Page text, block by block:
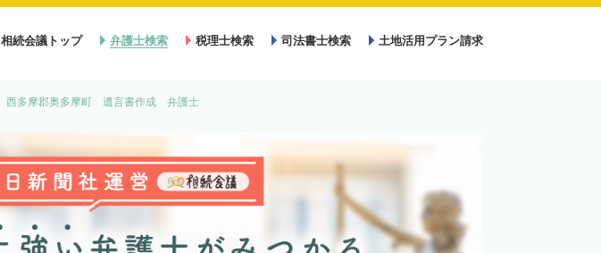
相続会議トップ 弁護士検索 税理士検索 司法書士検索 土地活用プラン請求
西多摩郡奥多摩町 遺言書作成 弁護士